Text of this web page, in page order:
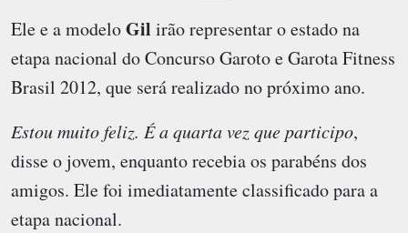
Ele e a modeloGil irão representar o estado na
etapa nacional doConcurso Garoto e Garota Fitness
Brasil 2012, que será realizado no próximo ano.
Estou muito feliz. É a quarta vez que participo,
disse o jovem, enquanto recebia os parabéns dos
amigos. Ele foi imediatamente classificado para a
etapa nacional.